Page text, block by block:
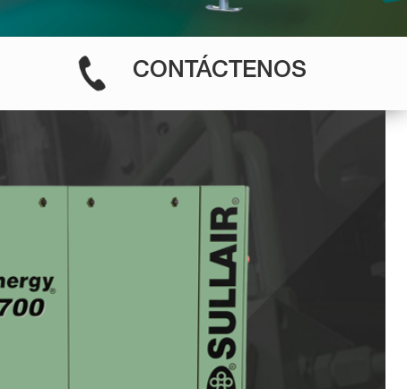
CONTÁCTENOS